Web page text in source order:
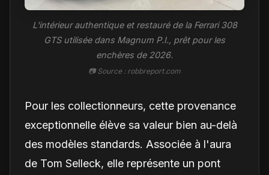
L'intérieur authentique et restauré de la Ferrari 308
GTS utilisée dans Magnum P.I., prêt pour les
enchères de 2026.
📷 Source : robbreport.com
Pour les collectionneurs, cette provenance
exceptionnelle élève sa valeur bien au-delà
des modèles standards. Associée à l'aura
de Tom Selleck, elle représente un pont